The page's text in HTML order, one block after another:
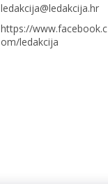
ledakcija@ledakcija.hr
https://www.facebook.c
om/ledakcija